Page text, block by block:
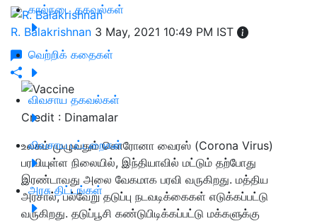
கால்நடை தகவல்கள்
வெற்றிக் கதைகள்
விவசாய தகவல்கள்
விவசாய பட்டறைகள்
அரசு திட்டங்கள்
R. Balakrishnan 3 May, 2021 10:49 PM IST
Credit : Dinamalar
உலகம் முழுவதும் கொரோனா வைரஸ் (Corona Virus)
பரவியுள்ள நிலையில், இந்தியாவில் மட்டும் தற்போது
இரண்டாவது அலை வேகமாக பரவி வருகிறது. மத்திய
அரசால், பல்வேறு தடுப்பு நடவடிக்கைகள் எடுக்கப்பட்டு
வருகிறது. தடுப்பூசி கண்டுபிடிக்கப்பட்டு மக்களுக்கு